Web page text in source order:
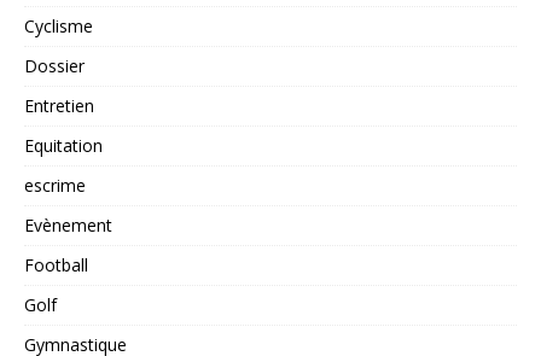
Cyclisme
Dossier
Entretien
Equitation
escrime
Evènement
Football
Golf
Gymnastique